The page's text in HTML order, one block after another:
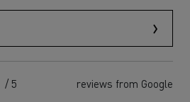
/ 5 reviews from Google